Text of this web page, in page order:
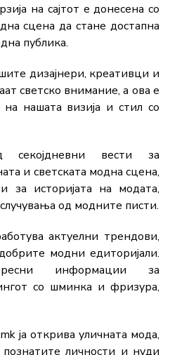
на сајтот е донесена со
сцена да стане достапна
публика.
дизајнери, креативци и
светско внимание, а ова е
нашата визија и стил со
секојдневни вести за
и светската модна сцена,
за историјата на модата,
од модните писти.
актуелни трендови,
модни едиторијали.
информации за
со шминка и фризура,
ја открива уличната мода,
личности и нуди